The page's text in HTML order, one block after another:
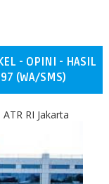
- OPINI - HASIL
(WA/SMS)
RI Jakarta